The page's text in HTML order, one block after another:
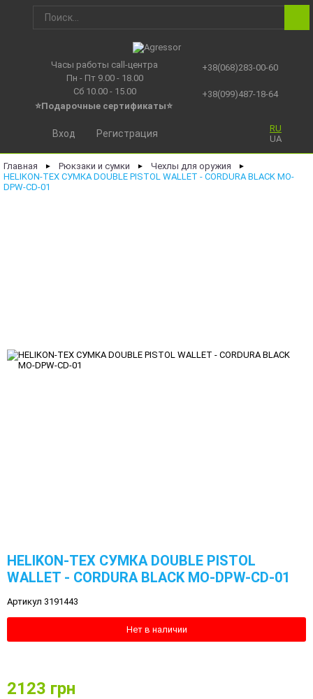
Часы работы call-центра
Пн - Пт 9.00 - 18.00
Сб 10.00 - 15.00
⭐Подарочные сертификаты⭐
+38(068)283-00-60
+38(099)487-18-64
RU
UA
Вход Регистрация
Главная ► Рюкзаки и сумки ► Чехлы для оружия ►
HELIKON-TEX СУМКА DOUBLE PISTOL WALLET - CORDURA BLACK MO-
DPW-CD-01
HELIKON-TEX СУМКА DOUBLE PISTOL
WALLET - CORDURA BLACK MO-DPW-CD-01
Артикул 3191443
Нет в наличии
2123 грн